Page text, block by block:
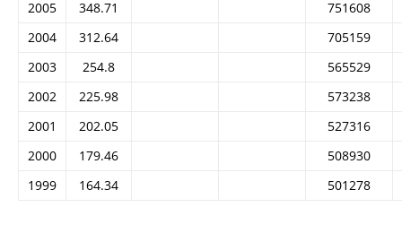
2005
348.71
751608
2004
312.64
705159
2003
254.8
565529
2002
225.98
573238
2001
202.05
527316
2000
179.46
508930
1999
164.34 501278